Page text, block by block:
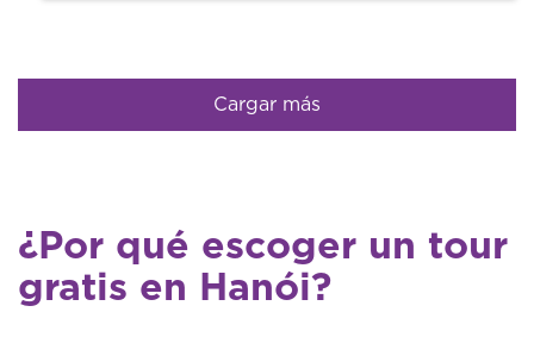
Cargar más
¿Por qué escoger un tour
gratis en Hanói?